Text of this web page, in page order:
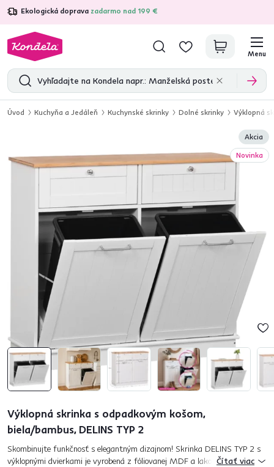
Ekologická doprava zadarmo nad 199 €
4,7 31 285overených produktových recenzií
Menu
Úvod Kuchyňa a Jedáleň Kuchynské skrinky Dolné skrinky Výklopná
Akcia
Novinka
Výklopná skrinka s odpadkovým košom,
biela/bambus, DELINS TYP 2
Skombinujte funkčnosť s elegantným dizajnom! Skrinka DELINS TYP 2 s
výklopnými dvierkami je vyrobená z fóliovanej MDF a lakovanéhoČítať viac